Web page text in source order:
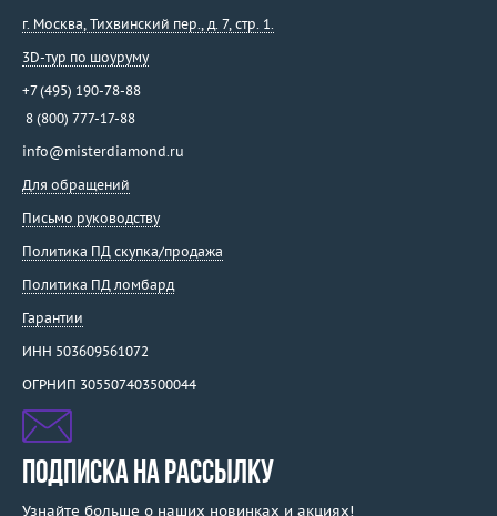
г. Москва, Тихвинский пер., д. 7, стр. 1.
3D-тур по шоуруму
+7 (495) 190-78-88
8 (800) 777-17-88
info@misterdiamond.ru
Для обращений
Письмо руководству
Политика ПД скупка/продажа
Политика ПД ломбард
Гарантии
ИНН 503609561072
ОГРНИП 305507403500044
ПОДПИСКА НА РАССЫЛКУ
Узнайте больше о наших новинках и акциях!